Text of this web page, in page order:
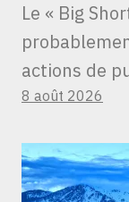
Le « Big
actions de
8 août 2026